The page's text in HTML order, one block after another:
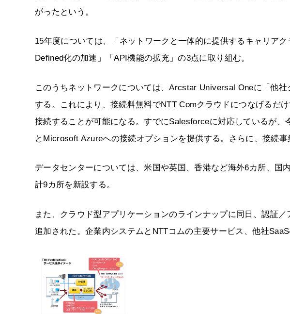
がったという。
15年度については、「ネットワークと一体的に提供するキャリア
Defined化の加速」「API機能の拡充」の3点に取り組む。
このうちネットワークについては、Arcstar Universal Oneに「他
する。これにより、接続料無料でNTT Comクラウドにつなげるだ
接続することが可能になる。すでにSalesforceに対応しているが、
とMicrosoft Azureへの接続オプションを提供する。さらに、接続事
データセンターについては、米国や英国、香港など海外6カ所、国
計9カ所を新設する。
また、クラウド型アプリケーションのラインナップに同日、認証
追加された。企業内システムとNTTコムの主要サービス、他社